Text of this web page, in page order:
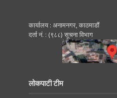
कार्यालय : अनामनगर, काठमाडाैं
दर्ता नं. : (९८८) सूचना विभाग
लोकपाटी टीम